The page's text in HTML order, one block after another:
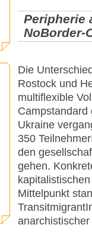
Peripherie
NoBorder-
Die
Rostock und
multiflexible
Campstandard
Ukraine
350
den
gehen.
Mittelpunkt